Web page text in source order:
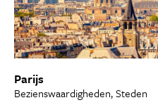
Parijs
Bezienswaardigheden, Steden